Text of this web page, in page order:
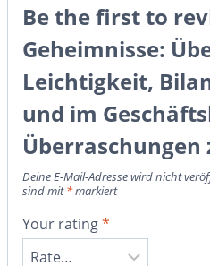
Be the first to
Geheimnisse:
Leichtigkeit,
und im
Überraschungen
Deine E-Mail-Adresse wird nicht
sind mit*markiert
Your rating*